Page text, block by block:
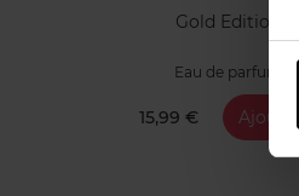
Gold Edition
Eau de parfum
15,99 € Ajouter